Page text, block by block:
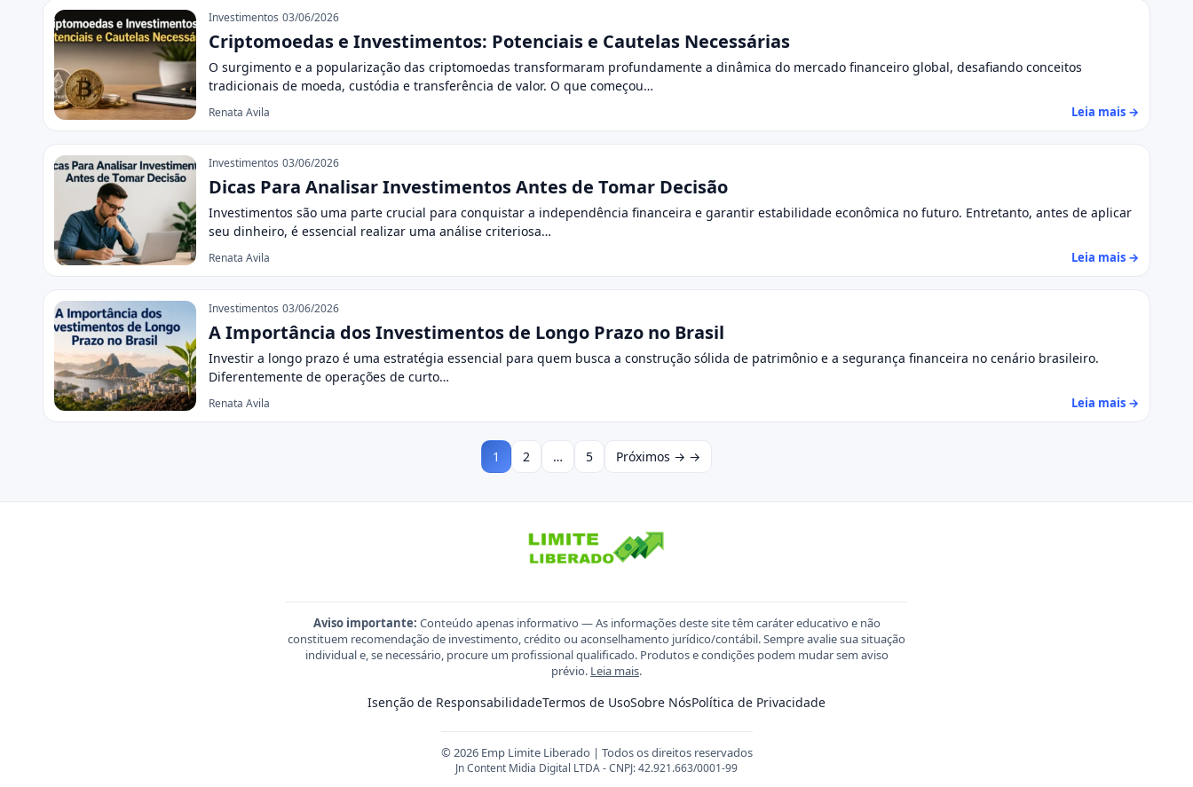
Investimentos 03/06/2026
Criptomoedas e Investimentos: Potenciais e Cautelas Necessárias
O surgimento e a popularização das criptomoedas transformaram profundamente a dinâmica do mercado financeiro global, desafiando conceitos
tradicionais de moeda, custódia e transferência de valor. O que começou…
Renata Avila Leia mais →
Investimentos 03/06/2026
Dicas Para Analisar Investimentos Antes de Tomar Decisão
Investimentos são uma parte crucial para conquistar a independência financeira e garantir estabilidade econômica no futuro. Entretanto, antes de aplicar
seu dinheiro, é essencial realizar uma análise criteriosa…
Renata Avila Leia mais →
Investimentos 03/06/2026
A Importância dos Investimentos de Longo Prazo no Brasil
Investir a longo prazo é uma estratégia essencial para quem busca a construção sólida de patrimônio e a segurança financeira no cenário brasileiro.
Diferentemente de operações de curto…
Renata Avila Leia mais →
1 2 … 5 Próximos → →
Aviso importante: Conteúdo apenas informativo — As informações deste site têm caráter educativo e não
constituem recomendação de investimento, crédito ou aconselhamento jurídico/contábil. Sempre avalie sua situação
individual e, se necessário, procure um profissional qualificado. Produtos e condições podem mudar sem aviso
prévio. Leia mais.
Isenção de ResponsabilidadeTermos de UsoSobre NósPolítica de Privacidade
© 2026 Emp Limite Liberado | Todos os direitos reservados
Jn Content Midia Digital LTDA - CNPJ: 42.921.663/0001-99